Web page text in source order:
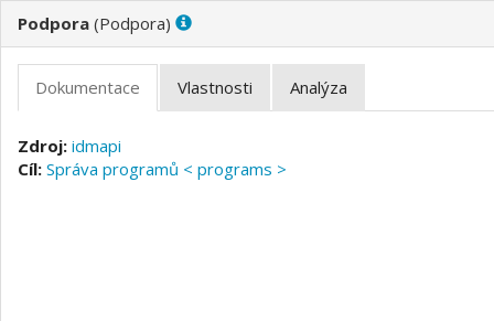
( )
idmapi
Správa programů < programs >